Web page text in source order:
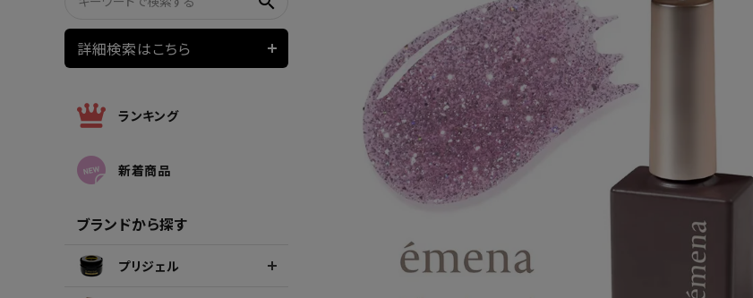
ウェービージェル 3Dクレイジェル
ファージェル メタリックジェル
ポリッシュ・マニキュア
ネイルマシン LEDライト
詳細検索はこちら
ランキング
新着商品
ブランドから探す
プリジェル